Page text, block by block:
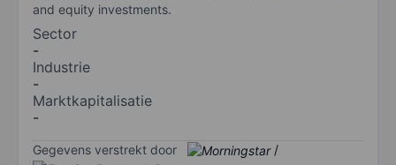
and equity investments.
Sector
-
Industrie
-
Marktkapitalisatie
-
Gegevens verstrekt door /